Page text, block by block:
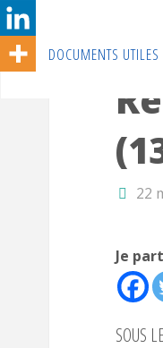
DOCUMENTS UTILES
22
Je
SOUS